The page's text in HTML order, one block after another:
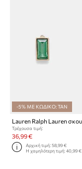
-5% ΜΕ ΚΩΔΙΚΟ: TAN
Τρέχουσα τιμή:
36,99 €
Αρχική τιμή:58,99 €
Η χαμηλότερη τιμή:40,99 €